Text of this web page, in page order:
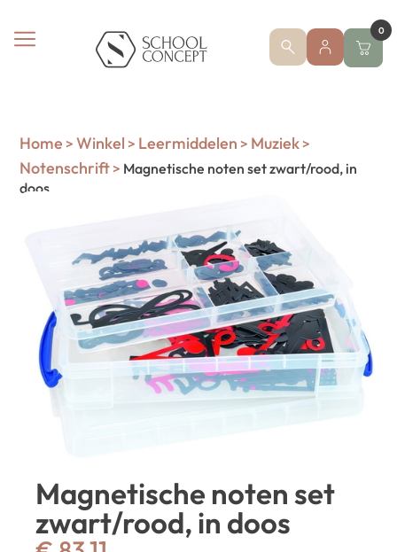
0
Home > Winkel > Leermiddelen > Muziek>
Notenschrift> Magnetische noten set zwart/rood, in
doos
Magnetische noten set
zwart/rood, in doos